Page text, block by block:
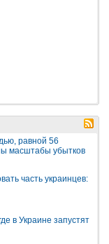
равной 56
масштабы убытков
часть украинцев:
в Украине запустят